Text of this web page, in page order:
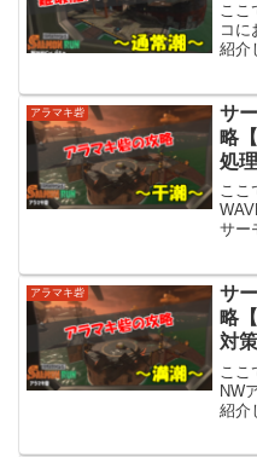
ここ
コに
紹介
らな
す。
アラマキ砦
サ
略
処理
ここ
サー
つの
す。
アラマキ砦
サ
略
対策
こ
NW
紹介